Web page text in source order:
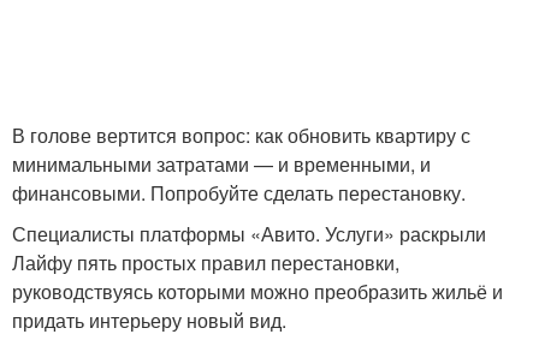
В голове вертится вопрос: как обновить квартиру с
минимальными затратами — и временными, и
финансовыми. Попробуйте сделать перестановку.
Специалисты платформы «Авито. Услуги» раскрыли
Лайфу пять простых правил перестановки,
руководствуясь которыми можно преобразить жильё и
придать интерьеру новый вид.